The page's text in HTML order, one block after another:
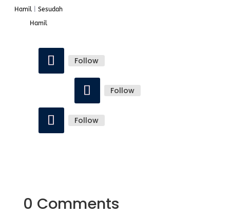
Hamil| Sesudah
Hamil
Follow
Follow
Follow
0 Comments